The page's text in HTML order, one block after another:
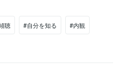
聴 #自分を知る #内観